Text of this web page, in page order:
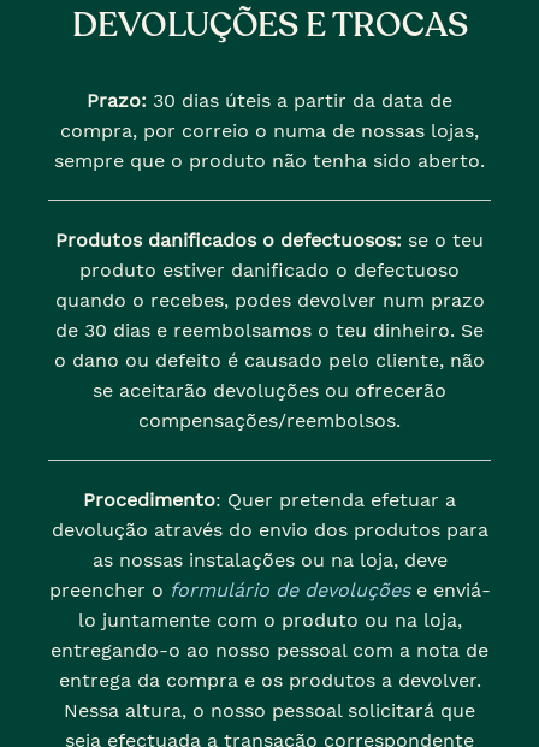
DEVOLUÇÕES E TROCAS
Prazo: 30 dias úteis a partir da data de
compra, por correio o numa de nossas lojas,
sempre que o produto não tenha sido aberto.
Produtos danificados o defectuosos: se o teu
produto estiver danificado o defectuoso
quando o recebes, podes devolver num prazo
de 30 dias e reembolsamos o teu dinheiro. Se
o dano ou defeito é causado pelo cliente, não
se aceitarão devoluções ou ofrecerão
compensações/reembolsos.
Procedimento: Quer pretenda efetuar a
devolução através do envio dos produtos para
as nossas instalações ou na loja, deve
preencher o formulário de devoluçõese enviá-
lo juntamente com o produto ou na loja,
entregando-o ao nosso pessoal com a nota de
entrega da compra e os produtos a devolver.
Nessa altura, o nosso pessoal solicitará que
seja efectuada a transação correspondente